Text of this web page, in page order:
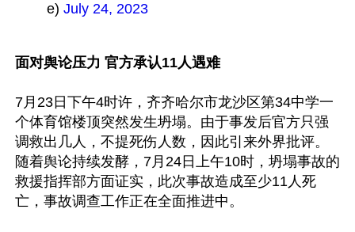
e) July 24, 2023
面对舆论压力 官方承认11人遇难
7月23日下午4时许，齐齐哈尔市龙沙区第34中学一
个体育馆楼顶突然发生坍塌。由于事发后官方只强
调救出几人，不提死伤人数，因此引来外界批评。
随着舆论持续发酵，7月24日上午10时，坍塌事故的
救援指挥部方面证实，此次事故造成至少11人死
亡，事故调查工作正在全面推进中。